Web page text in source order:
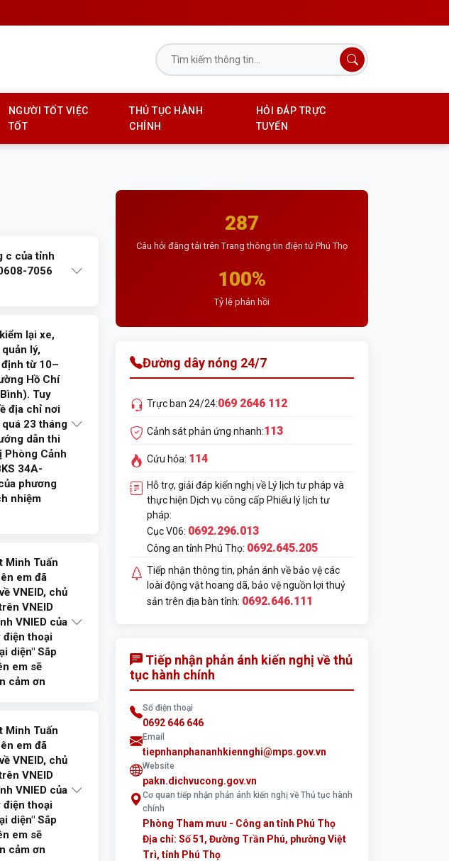
NGƯỜI TỐT VIỆC
TỐT
THỦ TỤC HÀNH
CHÍNH
HỎI ĐÁP TRỰC
TUYẾN
c của tỉnh
7056
an tỉnh Phú
ơn!
lại xe,
lý,
từ 10–
Hồ Chí
Tuy
địa chỉ nơi
23 tháng
dẫn thi
Phòng Cảnh
34A-
phương
nhiệm
an tỉnh Phú
ơn!
Minh Tuấn
em đã
VNEID, chủ
VNEID
VNIED của
điện thoại
diện" Sắp
em sẽ
cảm ơn
đáp, hướng dẫn.
Minh Tuấn
em đã
VNEID, chủ
VNEID
VNIED của
điện thoại
diện" Sắp
em sẽ
cảm ơn
287
Câu hỏi đăng tải trên Trang thông tin điện tử Phú Thọ
100%
Tỷ lệ phản hồi
Đường dây nóng 24/7
Trực ban 24/24:069 2646 112
Cảnh sát phản ứng nhanh:113
Cứu hỏa: 114
Hỗ trợ, giải đáp kiến nghị về Lý lịch tư pháp và
thực hiện Dịch vụ công cấp Phiếu lý lịch tư
pháp:
Cục V06: 0692.296.013
Công an tỉnh Phú Thọ: 0692.645.205
Tiếp nhận thông tin, phản ánh về bảo vệ các
loài động vật hoang dã, bảo vệ nguồn lợi thuỷ
sản trên địa bàn tỉnh: 0692.646.111
Tiếp nhận phản ánh kiến nghị về thủ
tục hành chính
Số điện thoại
0692 646 646
Email
tiepnhanphananhkiennghi@mps.gov.vn
Website
pakn.dichvucong.gov.vn
Cơ quan tiếp nhận phản ánh kiến nghị về Thủ tục hành
chính
Phòng Tham mưu - Công an tỉnh Phú Thọ
Địa chỉ: Số 51, Đường Trần Phú, phường Việt
Trì, tỉnh Phú Thọ